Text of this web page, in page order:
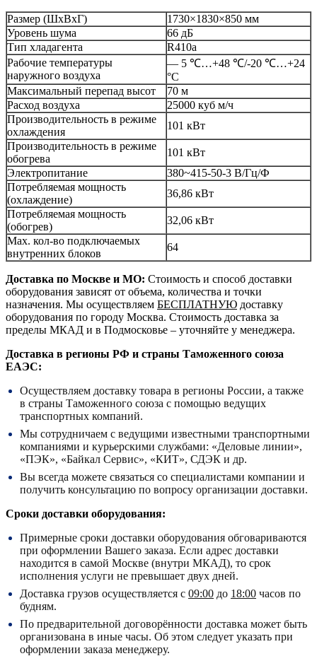
Размер (ШхВхГ)
1730×1830×850 мм
Уровень шума
66 дБ
Тип хладагента
R410a
Рабочие температуры
наружного воздуха
— 5 ℃…+48 ℃/-20 ℃…+24
°С
Максимальный перепад высот
70 м
Расход воздуха
25000 куб м/ч
Производительность в режиме
охлаждения
101 кВт
Производительность в режиме
обогрева
101 кВт
Электропитание
380~415-50-3 В/Гц/Ф
Потребляемая мощность
(охлаждение)
36,86 кВт
Потребляемая мощность
(обогрев)
32,06 кВт
Max. кол-во подключаемых
внутренних блоков
64
Доставка по Москве и МО: Стоимость и способ доставки
оборудования зависят от объема, количества и точки
назначения. Мы осуществляем БЕСПЛАТНУЮ доставку
оборудования по городу Москва. Стоимость доставка за
пределы МКАД и в Подмосковье – уточняйте у менеджера.
Доставка в регионы РФ и страны Таможенного союза
ЕАЭС:
Осуществляем доставку товара в регионы России, а также
в страны Таможенного союза с помощью ведущих
транспортных компаний.
Мы сотрудничаем с ведущими известными транспортными
компаниями и курьерскими службами: «Деловые линии»,
«ПЭК», «Байкал Сервис», «КИТ», СДЭК и др.
Вы всегда можете связаться со специалистами компании и
получить консультацию по вопросу организации доставки.
Сроки доставки оборудования:
Примерные сроки доставки оборудования обговариваются
при оформлении Вашего заказа. Если адрес доставки
находится в самой Москве (внутри МКАД), то срок
исполнения услуги не превышает двух дней.
Доставка грузов осуществляется с 09:00 до 18:00 часов по
будням.
По предварительной договорённости доставка может быть
организована в иные часы. Об этом следует указать при
оформлении заказа менеджеру.